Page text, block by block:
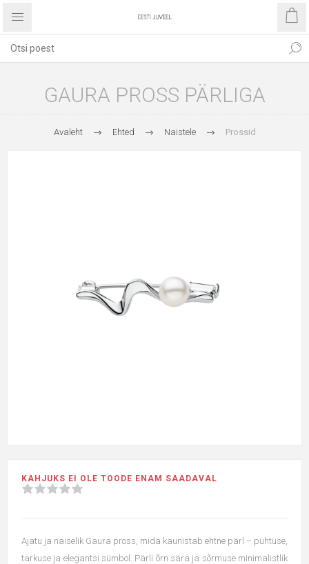
GAURA PROSS PÄRLIGA
Avaleht Ehted Naistele Prossid
KAHJUKS EI OLE TOODE ENAM SAADAVAL
Ajatu ja naiselik Gaura pross, mida kaunistab ehtne pärl – puhtuse,
tarkuse ja elegantsi sümbol. Pärli õrn sära ja sõrmuse minimalistlik